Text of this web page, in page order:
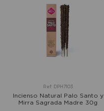
Ref: DPH7103
Incienso Natural Palo Santo y
Mirra Sagrada Madre 30g